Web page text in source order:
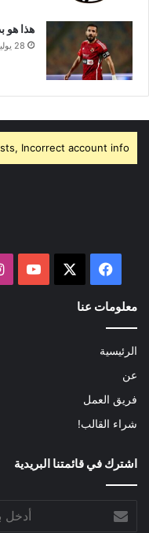
هذا هو
28 يوليو 2024
Incorrect account info.
فيسبوك
معلومات عنا
الرئيسية
عن
فريق العمل
شراء القالب!
اشترك في قائمتنا البريدية
بريدك